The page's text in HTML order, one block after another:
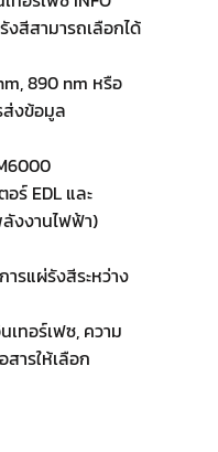
งสีสามารถเลือกได้
890 nm หรือ
ส่งข้อมูล
อร์ EDL และ
งงานไฟฟ้า)
รแผ่รังสีระหว่าง
เทอร์เฟซ, ความ
ารให้เลือก